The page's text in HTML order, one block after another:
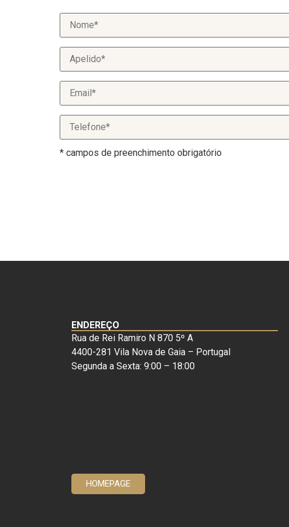
* campos de preenchimento obrigatório
ENDEREÇO
Rua de Rei Ramiro N 870 5º A
4400-281 Vila Nova de Gaia – Portugal
Segunda a Sexta: 9:00 – 18:00
HOMEPAGE